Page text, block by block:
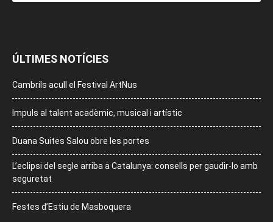
ÚLTIMES NOTÍCIES
Cambrils acull el Festival ArtNus
Impuls al talent acadèmic, musical i artístic
Duana Suites Salou obre les portes
L’eclipsi del segle arriba a Catalunya: consells per gaudir-lo amb
seguretat
Festes d’Estiu de Masboquera